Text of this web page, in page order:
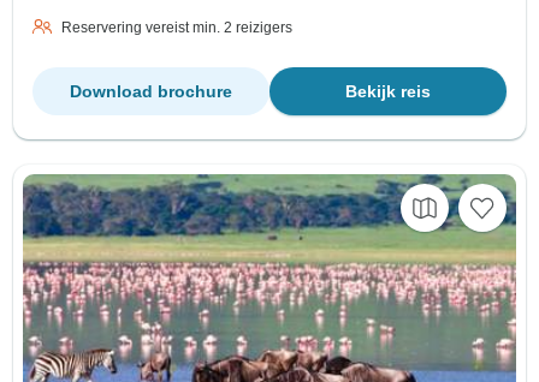
Reservering vereist min. 2 reizigers
Bekijk reis
Download brochure